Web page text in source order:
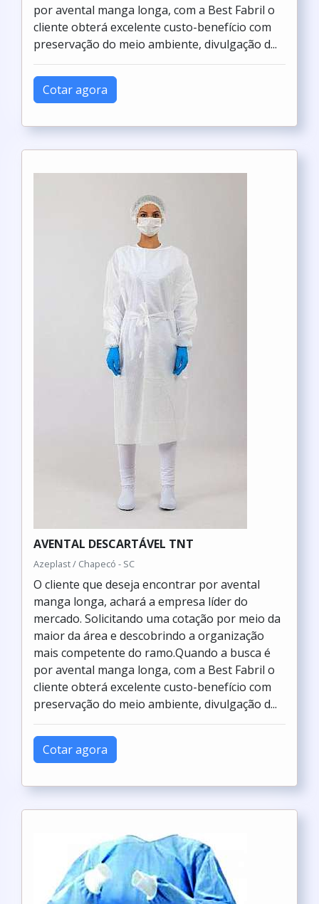
por avental manga longa, com a Best Fabril o
cliente obterá excelente custo-benefício com
preservação do meio ambiente, divulgação d...
Cotar agora
AVENTAL DESCARTÁVEL TNT
Azeplast / Chapecó - SC
O cliente que deseja encontrar por avental
manga longa, achará a empresa líder do
mercado. Solicitando uma cotação por meio da
maior da área e descobrindo a organização
mais competente do ramo.Quando a busca é
por avental manga longa, com a Best Fabril o
cliente obterá excelente custo-benefício com
preservação do meio ambiente, divulgação d...
Cotar agora